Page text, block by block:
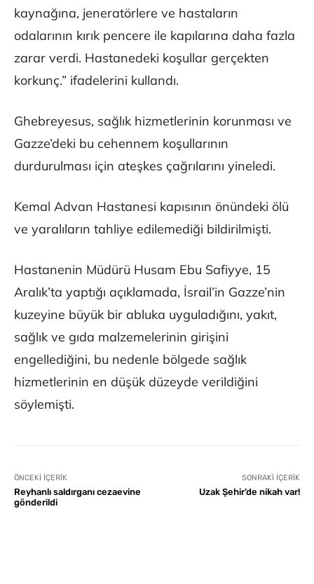
kaynağına, jeneratörlere ve hastaların
odalarının kırık pencere ile kapılarına daha fazla
zarar verdi. Hastanedeki koşullar gerçekten
korkunç.” ifadelerini kullandı.
Ghebreyesus, sağlık hizmetlerinin korunması ve
Gazze’deki bu cehennem koşullarının
durdurulması için ateşkes çağrılarını yineledi.
Kemal Advan Hastanesi kapısının önündeki ölü
ve yaralıların tahliye edilemediği bildirilmişti.
Hastanenin Müdürü Husam Ebu Safiyye, 15
Aralık’ta yaptığı açıklamada, İsrail’in Gazze’nin
kuzeyine büyük bir abluka uyguladığını, yakıt,
sağlık ve gıda malzemelerinin girişini
engellediğini, bu nedenle bölgede sağlık
hizmetlerinin en düşük düzeyde verildiğini
söylemişti.
ÖNCEKI İÇERIK
Reyhanlı saldırganı cezaevine
gönderildi
SONRAKI İÇERIK
Uzak Şehir’de nikah var!